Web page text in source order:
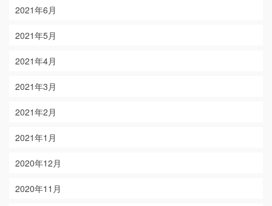
2021年6月
2021年5月
2021年4月
2021年3月
2021年2月
2021年1月
2020年12月
2020年11月